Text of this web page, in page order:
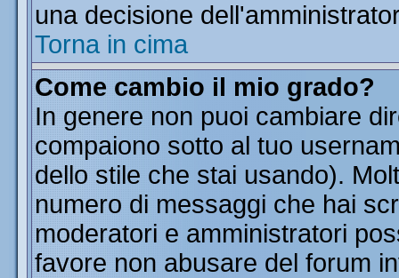
una decisione
Torna in cima
Come cambio il mio grado?
In genere non puoi cambiare
compaiono sotto al tuo
dello stile che stai usando).
numero di messaggi che hai
moderatori e amministratori
favore non abusare del forum